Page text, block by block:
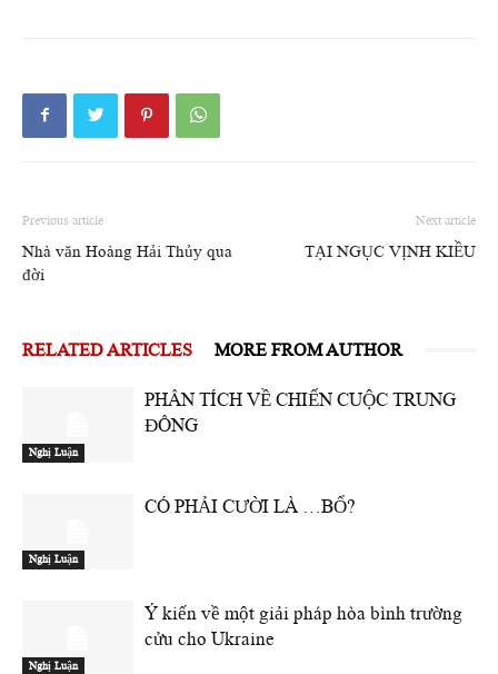
Previous article
Nhà văn Hoàng Hải Thủy qua
đời
Next article
TẠI NGỤC VỊNH KIỀU
RELATED ARTICLES MORE FROM AUTHOR
Nghị Luận
PHÂN TÍCH VỀ CHIẾN CUỘC TRUNG
ĐÔNG
Nghị Luận
CÓ PHẢI CƯỜI LÀ …BỔ?
Nghị Luận
Ý kiến về một giải pháp hòa bình trường
cửu cho Ukraine